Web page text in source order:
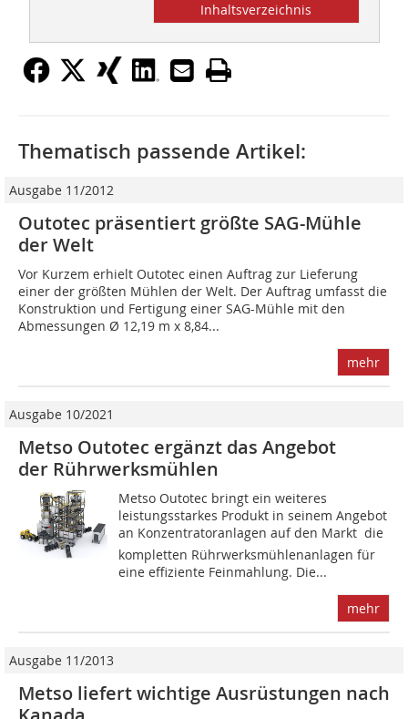
Inhaltsverzeichnis
Thematisch passende Artikel:
Ausgabe 11/2012
Outotec präsentiert größte SAG-Mühle
der Welt
Vor Kurzem erhielt Outotec einen Auftrag zur Lieferung
einer der größten Mühlen der Welt. Der Auftrag umfasst die
Konstruktion und Fertigung einer SAG-Mühle mit den
Abmessungen Ø 12,19 m x 8,84...
mehr
Ausgabe 10/2021
Metso Outotec ergänzt das Angebot
der Rührwerksmühlen
Metso Outotec bringt ein weiteres
leistungsstarkes Produkt in seinem Angebot
an Konzentratoranlagen auf den Markt  die
kompletten Rührwerksmühlenanlagen für
eine effiziente Feinmahlung. Die...
mehr
Ausgabe 11/2013
Metso liefert wichtige Ausrüstungen nach